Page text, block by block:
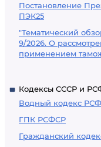
Постановление
ПЭК25
"Тематический
9/2026. О
применением
Кодексы СССР и
Водный кодекс
ГПК РСФСР
Гражданский